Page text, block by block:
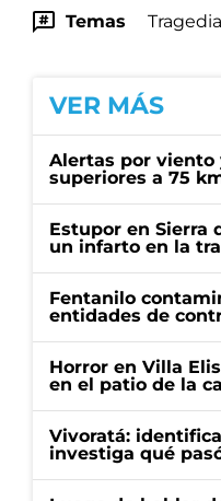
Temas
VER MÁS
Alertas por viento
superiores a 75
Estupor en Sierra
un infarto en la
Fentanilo
entidades de
Horror en Villa
en el patio de la
Vivoratá:
investiga qué